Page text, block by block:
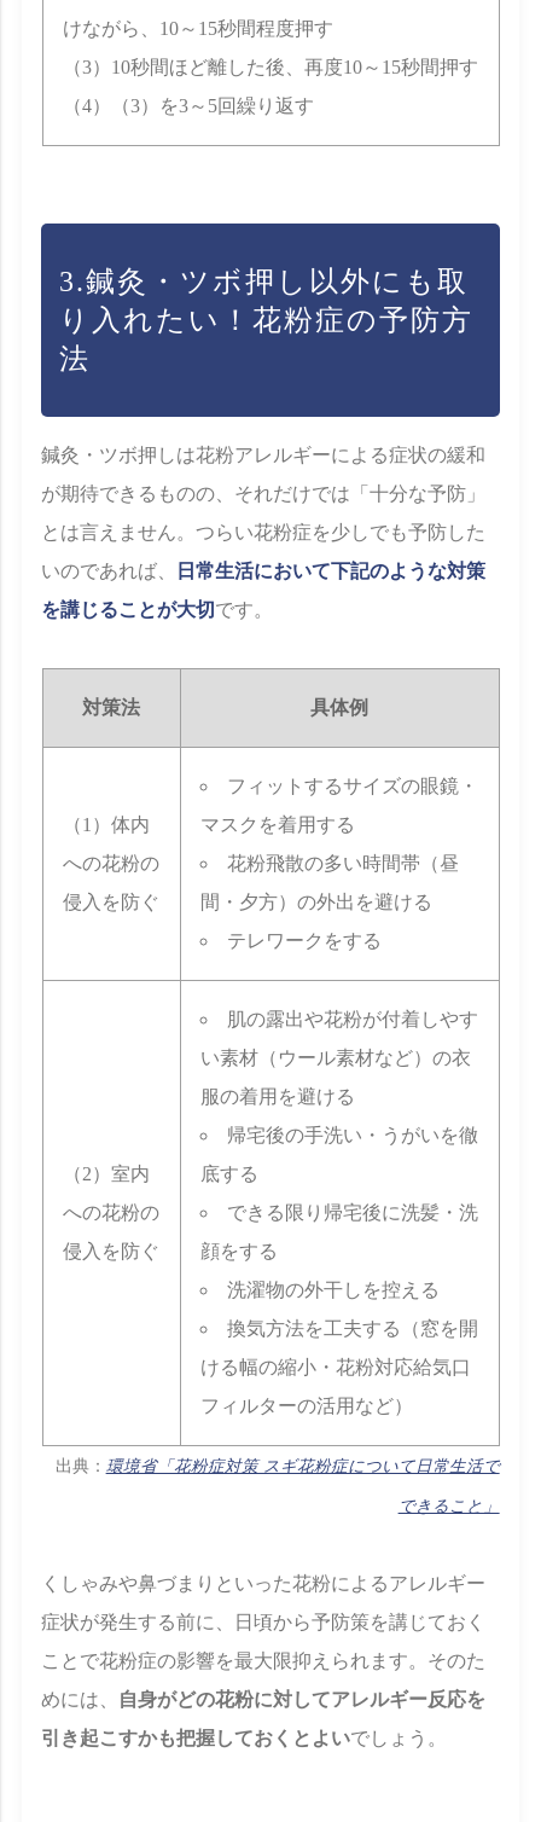
けながら、10～15秒間程度押す
（3）10秒間ほど離した後、再度10～15秒間押す
（4）（3）を3～5回繰り返す
3.鍼灸・ツボ押し以外にも取
り入れたい！花粉症の予防方
法
鍼灸・ツボ押しは花粉アレルギーによる症状の緩和
が期待できるものの、それだけでは「十分な予防」
とは言えません。つらい花粉症を少しでも予防した
いのであれば、
日常生活において下記のような対策
を講じることが大切 です。
対策法 具体例
（1）体内
への花粉の
侵入を防ぐ
フィットするサイズの眼鏡・
マスクを着用する
花粉飛散の多い時間帯（昼
間・夕方）の外出を避ける
テレワークをする
（2）室内
への花粉の
侵入を防ぐ
肌の露出や花粉が付着しやす
い素材（ウール素材など）の衣
服の着用を避ける
帰宅後の手洗い・うがいを徹
底する
できる限り帰宅後に洗髪・洗
顔をする
洗濯物の外干しを控える
換気方法を工夫する（窓を開
ける幅の縮小・花粉対応給気口
フィルターの活用など）
出典： 環境省「花粉症対策 スギ花粉症について日常生活で
できること」
くしゃみや鼻づまりといった花粉によるアレルギー
症状が発生する前に、日頃から予防策を講じておく
ことで花粉症の影響を最大限抑えられます。そのた
めには、 自身がどの花粉に対してアレルギー反応を
引き起こすかも把握しておくとよいでしょう。